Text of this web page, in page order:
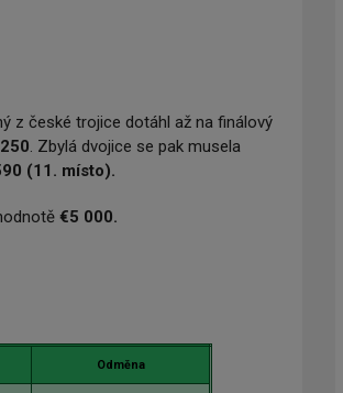
z české trojice dotáhl až na finálový
. Zbylá dvojice se pak musela
(11. místo).
€5 000.
Odměna